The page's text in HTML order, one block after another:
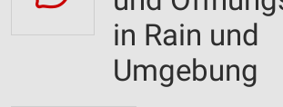
in Rain und
Umgebung